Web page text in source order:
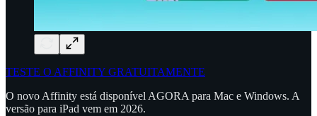
TESTE O AFFINITY GRATUITAMENTE
O novo Affinity está disponível AGORA para Mac e Windows. A
versão para iPad vem em 2026.